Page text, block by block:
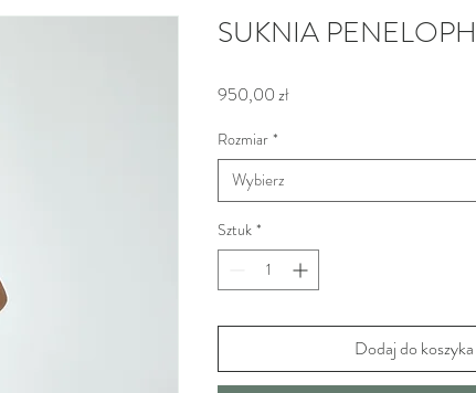
SUKNIA
950,00 złCena
Rozmiar *
Wybierz
Sztuk *
Dodaj do koszyka